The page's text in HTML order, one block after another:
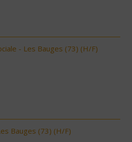
- Les Bauges (73) (H/F)
Bauges (73) (H/F)